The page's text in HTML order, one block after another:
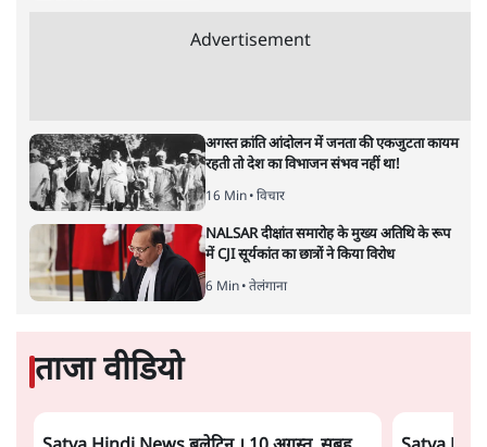
Advertisement
अगस्त क्रांति आंदोलन में जनता की एकजुटता कायम
रहती तो देश का विभाजन संभव नहीं था!
16 Min• विचार
NALSAR दीक्षांत समारोह के मुख्य अतिथि के रूप
में CJI सूर्यकांत का छात्रों ने किया विरोध
6 Min• तेलंगाना
ताजा वीडियो